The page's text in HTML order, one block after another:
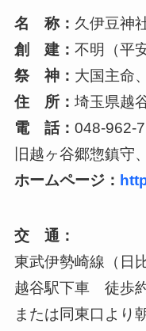
名 称： 久伊豆神
創 建： 不明（平
祭 神： 大国主命
住 所： 埼玉県越
電 話： 048-962-
旧越ヶ谷郷惣鎮守
ホームページ：
交 通：
東武伊勢崎線（日
越谷駅下車 徒歩
または同東口より